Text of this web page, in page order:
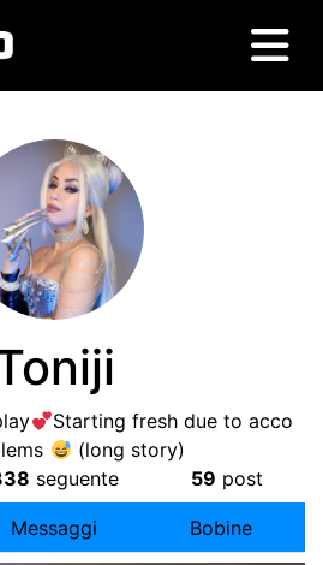
Starting fresh due to acco
(long story)
seguente 59 post
Messaggi Bobine